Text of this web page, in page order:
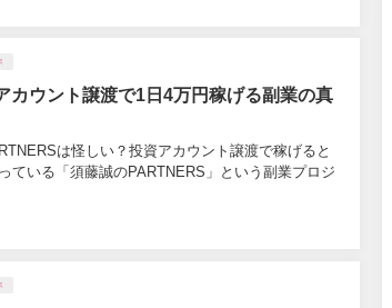
ウント譲渡で1日4万円稼げる副業の真
は怪しい？投資アカウント譲渡で稼げると
ている「須藤誠のPARTNERS」という副業プロジ